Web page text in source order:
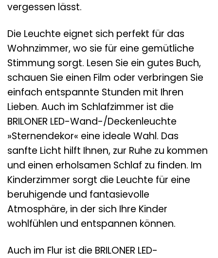
vergessen lässt.
Die Leuchte eignet sich perfekt für das
Wohnzimmer, wo sie für eine gemütliche
Stimmung sorgt. Lesen Sie ein gutes Buch,
schauen Sie einen Film oder verbringen Sie
einfach entspannte Stunden mit Ihren
Lieben. Auch im Schlafzimmer ist die
BRILONER LED-Wand-/Deckenleuchte
»Sternendekor« eine ideale Wahl. Das
sanfte Licht hilft Ihnen, zur Ruhe zu kommen
und einen erholsamen Schlaf zu finden. Im
Kinderzimmer sorgt die Leuchte für eine
beruhigende und fantasievolle
Atmosphäre, in der sich Ihre Kinder
wohlfühlen und entspannen können.
Auch im Flur ist die BRILONER LED-